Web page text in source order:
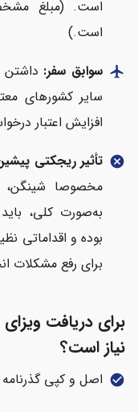
است. (مبلغ
است.)
flight سوابق سفر: داشتن
سایر کشورهای
افزایش اعتبار
cancel تأثیر ریجکتی
مخصوصا شینگن،
به‌صورت کلی،
بوده و اقداماتی
برای رفع مشکلات
برای دریافت
نیاز است؟
check_circle اصل و کپی گذرنامه